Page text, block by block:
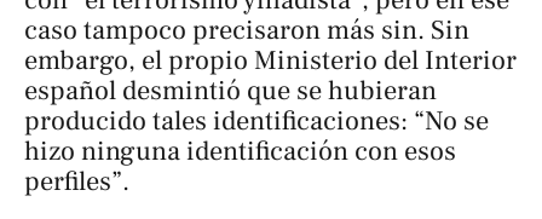
caso tampoco precisaron más sin. Sin
embargo, el propio Ministerio del Interior
español desmintió que se hubieran
producido tales identificaciones: “No se
hizo ninguna identificación con esos
perfiles”.